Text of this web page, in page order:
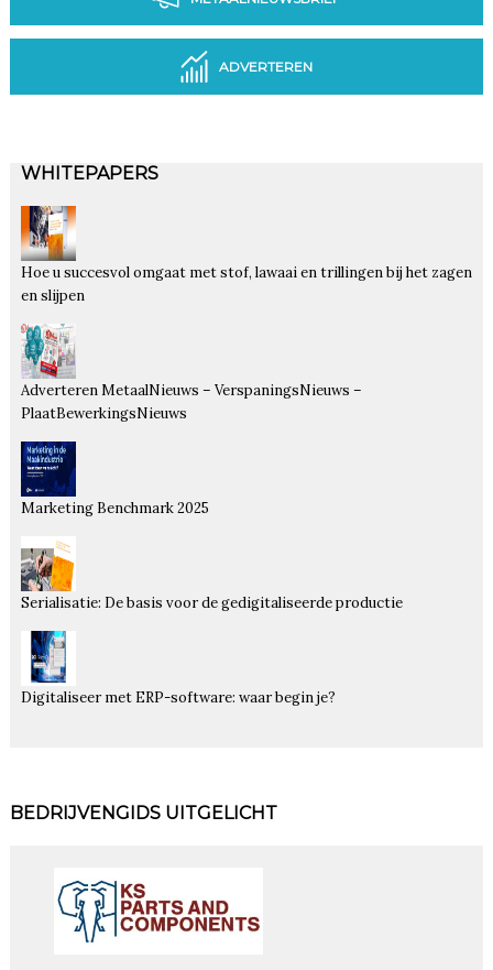
ADVERTEREN
WHITEPAPERS
Hoe u succesvol omgaat met stof, lawaai en trillingen bij het zagen
en slijpen
Adverteren MetaalNieuws – VerspaningsNieuws –
PlaatBewerkingsNieuws
Marketing Benchmark 2025
Serialisatie: De basis voor de gedigitaliseerde productie
Digitaliseer met ERP-software: waar begin je?
BEDRIJVENGIDS UITGELICHT